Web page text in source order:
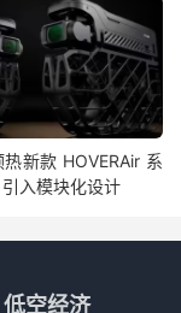
新款 HOVERAir 系
入模块化设计
空经济